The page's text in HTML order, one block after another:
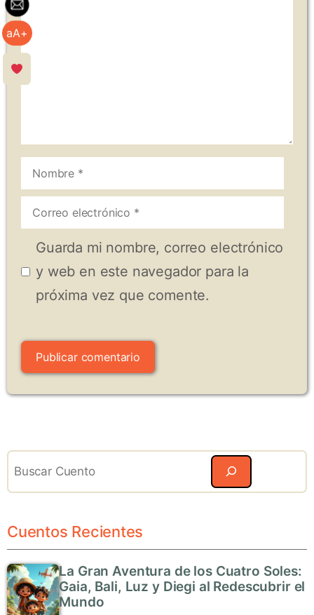
aA+
Comentario
Nombre
Correo
electrónico
Guarda mi nombre, correo electrónico
y web en este navegador para la
próxima vez que comente.
Cuentos Recientes
La Gran Aventura de los Cuatro Soles:
Gaia, Bali, Luz y Diegi al Redescubrir el
Mundo